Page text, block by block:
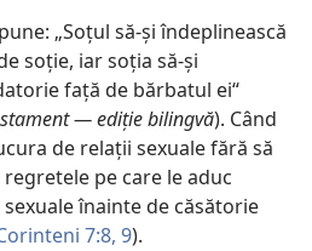
„Soţul să-şi îndeplinească
soţie, iar soţia să-şi
faţă de bărbatul ei“
— ediţie bilingvă). Când
de relaţii sexuale fără să
pe care le aduc
înainte de căsătorie
7:8, 9).